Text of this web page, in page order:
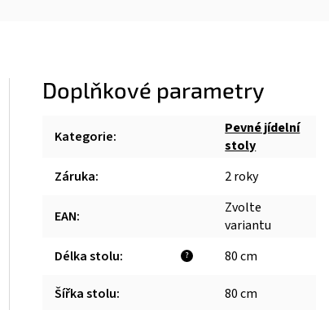
Doplňkové parametry
Kategorie:
Pevné jídelní
stoly
Záruka: 2 roky
EAN:
Zvolte
variantu
?
Délka stolu: 80 cm
Šířka stolu: 80 cm